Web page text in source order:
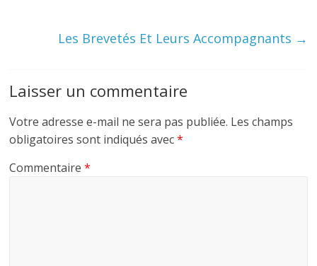
Les Brevetés Et Leurs Accompagnants →
Laisser un commentaire
Votre adresse e-mail ne sera pas publiée. Les champs
obligatoires sont indiqués avec*
Commentaire*